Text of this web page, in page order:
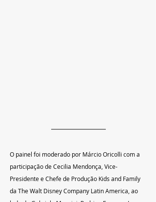
O painel foi moderado por Márcio Oricolli com a
participação de Cecilia Mendonça, Vice-
Presidente e Chefe de Produção Kids and Family
da The Walt Disney Company Latin America, ao